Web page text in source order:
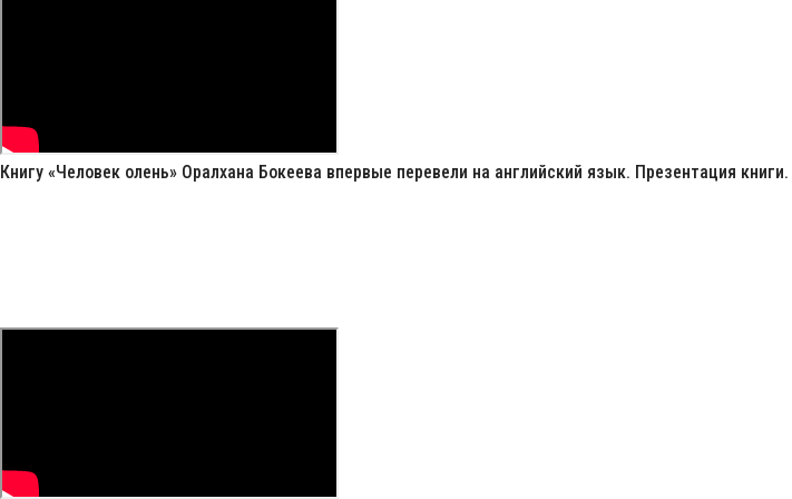
Книгу «Человек олень» Оралхана Бокеева впервые перевели на английский язык. Презентация книги.